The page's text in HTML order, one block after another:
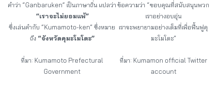
คำว่า “Ganbaruken” เป็นภาษาถิ่น แปลว่า
“เราจะไม่ยอมแพ้”
ซึ่งเล่นคำกับ “Kumamoto-ken” ซึ่งหมาย
ถึง “จังหวัดคุมะโมโตะ”
ที่มา: Kumamoto Prefectural
Government
ข้อความว่า “ขอบคุณที่สนับสนุนพวก
เราอย่างอบอุ่น
เราจะพยายามอย่างเต็มที่เพื่อฟื้นฟูคุ
มะโมโตะ”
ที่มา: Kumamon official Twitter
account